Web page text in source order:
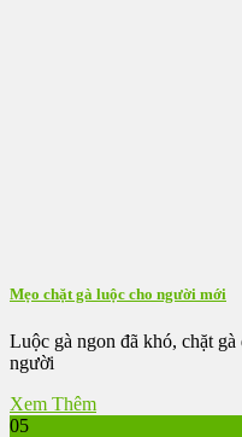
Mẹo chặt gà luộc cho người mới
Luộc gà ngon đã khó, chặt
người
Xem Thêm
05